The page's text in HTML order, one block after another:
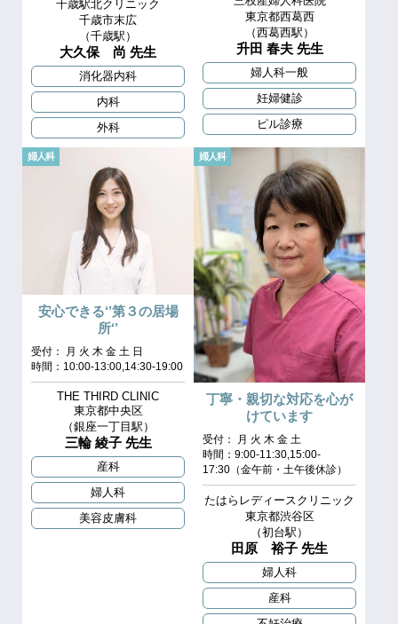
千歳駅北クリニック
千歳市末広
（千歳駅）
大久保 尚 先生
消化器内科
内科
外科
東京都西葛西
（西葛西駅）
升田 春夫 先生
婦人科一般
妊婦健診
ピル診療
婦人科
安心できる‘’第３の居場
所‘’
受付： 月 火 木 金 土 日
時間：10:00-13:00,14:30-19:00
THE THIRD CLINIC
東京都中央区
（銀座一丁目駅）
三輪 綾子 先生
産科
婦人科
美容皮膚科
婦人科
丁寧・親切な対応を心が
けています
受付： 月 火 木 金 土
時間：9:00-11:30,15:00-
17:30（金午前・土午後休診）
たはらレディースクリニック
東京都渋谷区
（初台駅）
田原 裕子 先生
婦人科
産科